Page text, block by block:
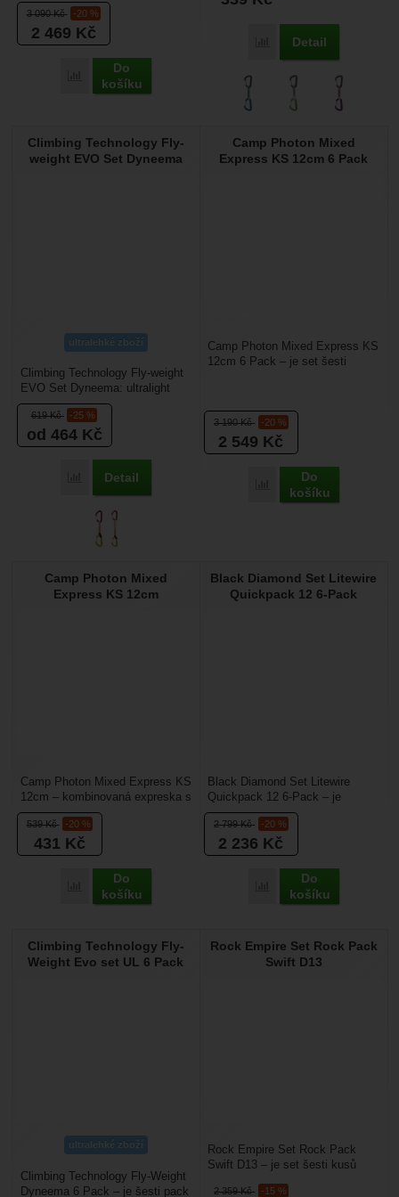
3 090Kč -20 %
2 469 Kč
Přidat 'Camp Photon Wire Express KS Dyneema 18 6Pack' k
Do
košíku
výhodu v tom,...
Přidat 'Rock Empire
Detail
Climbing Technology Fly-
weight EVO Set Dyneema
ultralehké zboží
619Kč -25 %
od 464 Kč
Přidat 'Climbing Technology Fly-weight EVO Set Dyneema'
Detail
Climbing Technology Fly-weight
EVO Set Dyneema: ultralight
expreska s drátěným zámkem
vhodná pro sportovní...
Camp Photon Mixed
Express KS 12cm 6 Pack
3 190Kč -20 %
2 549 Kč
Přidat 'Camp Photon
Do
košíku
Camp Photon Mixed Express KS
12cm 6 Pack – je set šesti
Camp Photon Mixed
Express KS 12cm
539Kč -20 %
431 Kč
Přidat 'Camp Photon Mixed Express KS 12cm' k porovnání
Do
košíku
Camp Photon Mixed Express KS
12cm – kombinovaná expreska s
keylockem, která má výhodu v
převisu, kdy...
Black Diamond Set Litewire
Quickpack 12 6-Pack
2 799Kč -20 %
2 236 Kč
Přidat 'Black Diamond
Do
košíku
Black Diamond Set Litewire
Quickpack 12 6-Pack – je
odlehčená expreska vhodná pro
toho, kdo často leze...
Climbing Technology Fly-
Weight Evo set UL 6 Pack
ultralehké zboží
Climbing Technology Fly-Weight
Dyneema 6 Pack – je šesti pack
Rock Empire Set Rock Pack
Swift D13
2 359Kč -15 %
Rock Empire Set Rock Pack
Swift D13 – je set šesti kusů